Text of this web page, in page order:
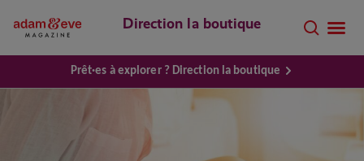
Direction la boutique
Prêt·es à explorer ? Direction la boutique